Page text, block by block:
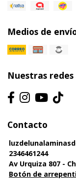
Medios de
Nuestras redes
Contacto
2346461244
Av Urquiza 807 -
Botón de